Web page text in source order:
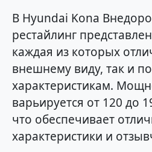
В Hyundai Kona
рестайлинг
каждая из которых
внешнему виду, так и
характеристикам.
варьируется от 120 до
что обеспечивает
характеристики и